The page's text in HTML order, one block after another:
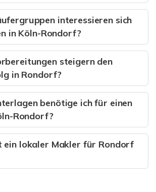
interessieren sich
in Köln-Rondorf?
steigern den
in Rondorf?
benötige ich für einen
Rondorf?
ein lokaler Makler für Rondorf